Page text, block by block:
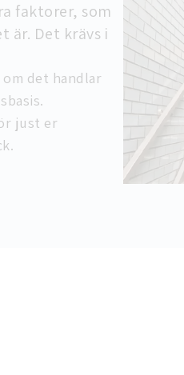
faktorer, som
är. Det krävs i
det handlar
just er